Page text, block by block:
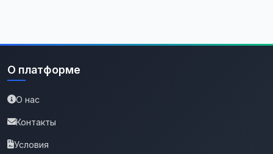
О платформе
О нас
Контакты
Условия